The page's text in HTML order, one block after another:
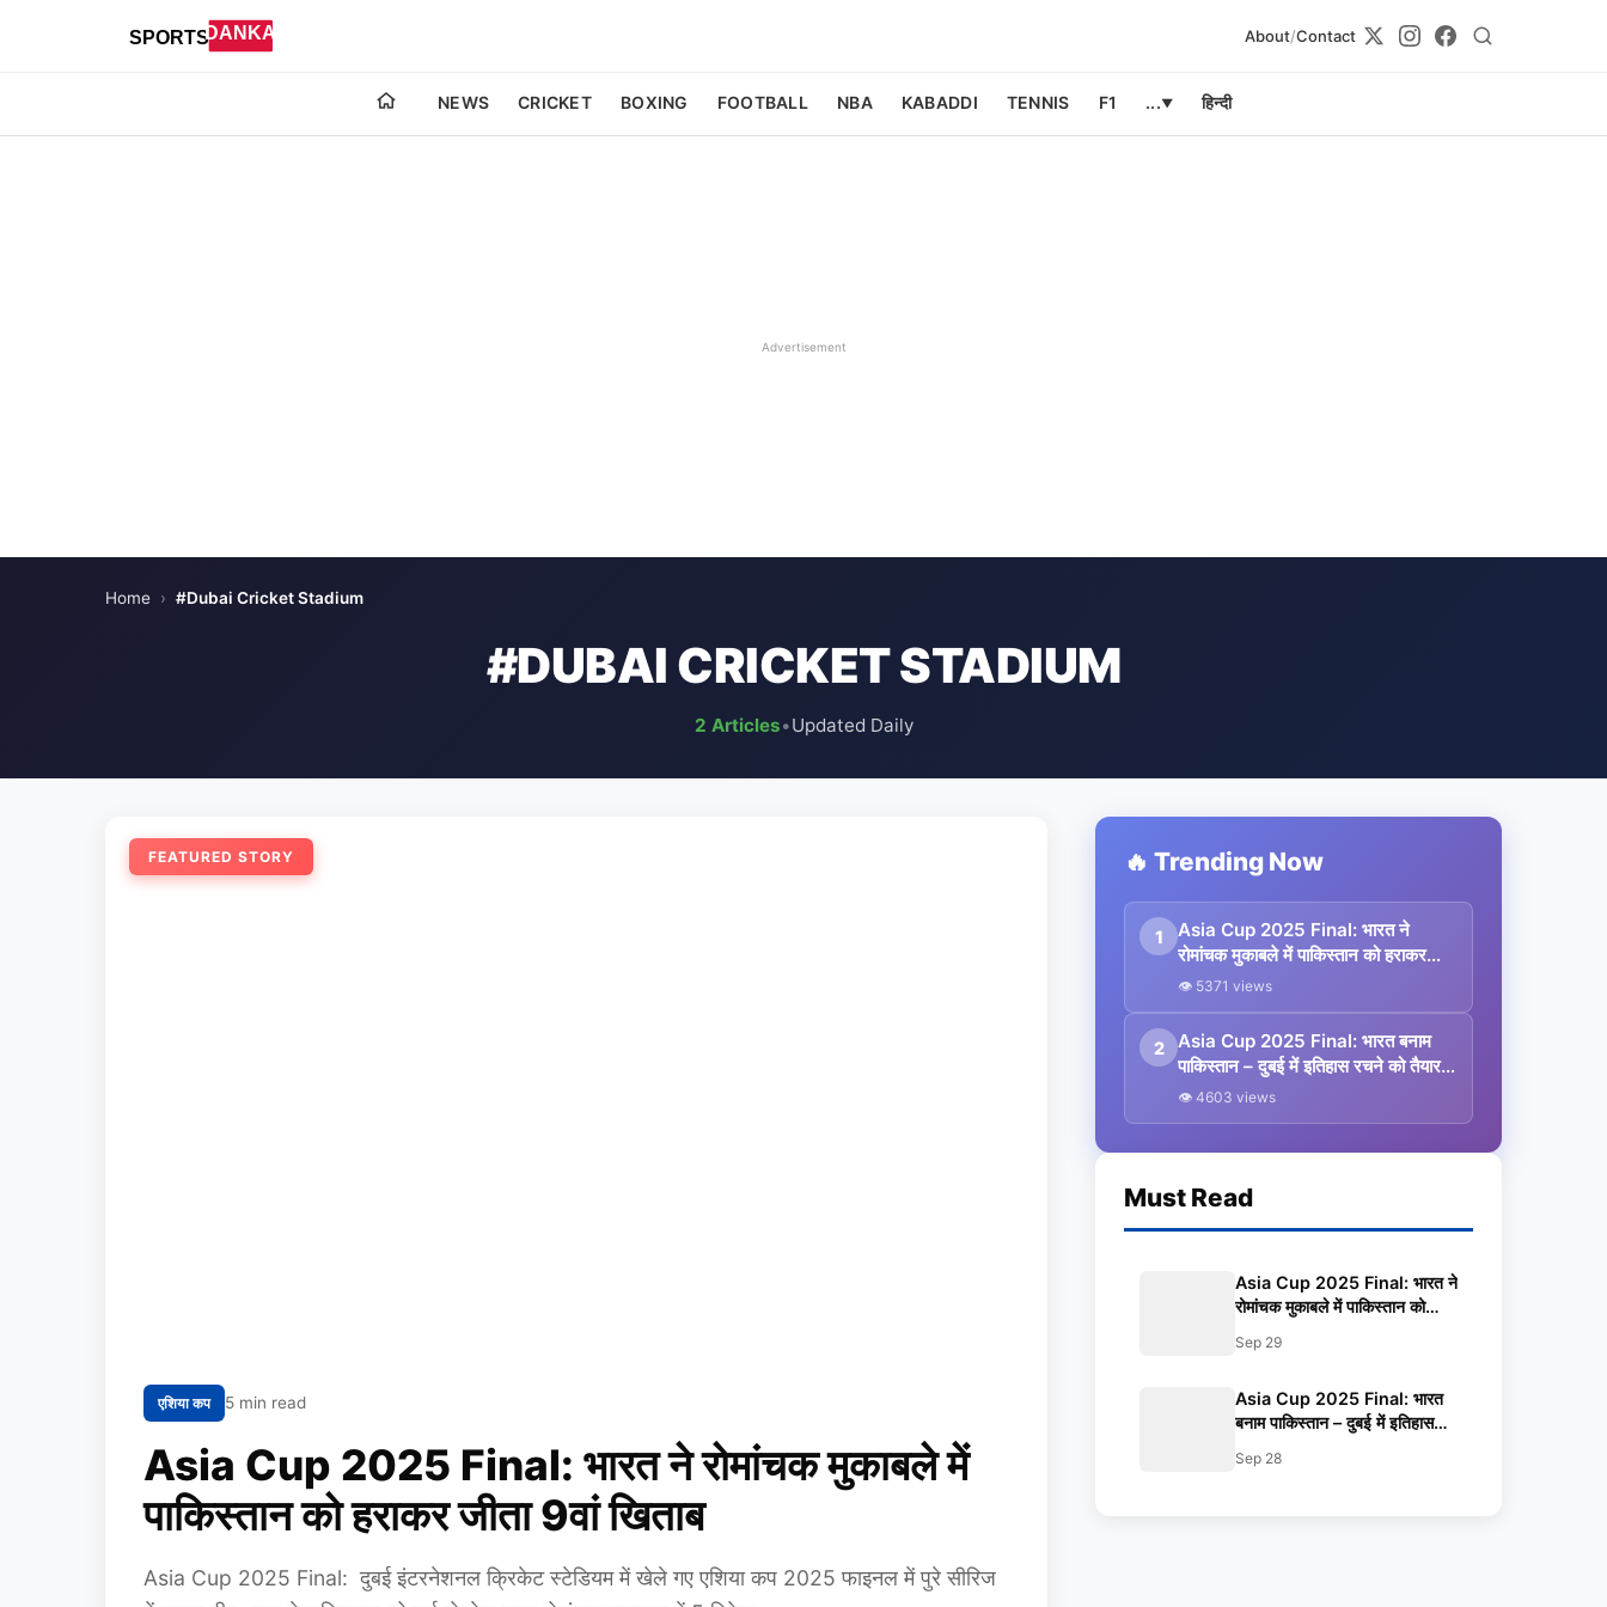
About/Contact
NEWS CRICKET BOXING FOOTBALL NBA KABADDI TENNIS F1 ...▼ हिन्दी
Advertisement
Home › #Dubai Cricket Stadium
#DUBAI CRICKET STADIUM
2 Articles•Updated Daily
FEATURED STORY
एशिया कप 5 min read
Asia Cup 2025 Final: भारत ने रोमांचक मुकाबले में
पाकिस्तान को हराकर जीता 9वां खिताब
Asia Cup 2025 Final: दुबई इंटरनेशनल क्रिकेट स्टेडियम में खेले गए एशिया कप 2025 फाइनल में पुरे सीरिज
🔥 Trending Now
1
Asia Cup 2025 Final: भारत ने
रोमांचक मुकाबले में पाकिस्तान को हराकर
जीता 9वां खिताब
👁 5371 views
2
Asia Cup 2025 Final: भारत बनाम
पाकिस्तान – दुबई में इतिहास रचने को तैयार
सबसे बड़ा मुकाबला
👁 4603 views
Must Read
Asia Cup 2025 Final: भारत ने
रोमांचक मुकाबले में पाकिस्तान को
Sep 29
Asia Cup 2025 Final: भारत
बनाम पाकिस्तान – दुबई में इतिहास
Sep 28